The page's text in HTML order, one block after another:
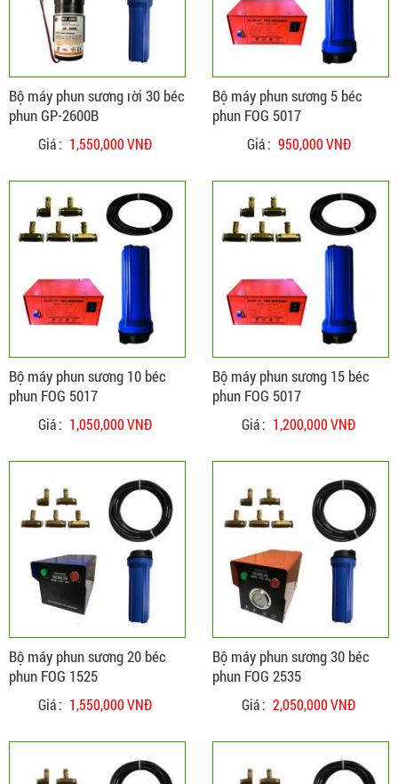
Bộ máy phun sương rời 30 béc
phun GP-2600B
Giá : 1,550,000 VNĐ
CHI TIẾT
Bộ máy phun sương 5 béc
phun FOG 5017
Giá : 950,000 VNĐ
ĐẶT HÀNG
Bộ máy phun sương 10 béc
phun FOG 5017
Giá : 1,050,000 VNĐ
CHI TIẾT
Bộ máy phun sương 15 béc
phun FOG 5017
Giá : 1,200,000 VNĐ
ĐẶT HÀNG
Bộ máy phun sương 20 béc
phun FOG 1525
Giá : 1,550,000 VNĐ
CHI TIẾT
Bộ máy phun sương 30 béc
phun FOG 2535
Giá : 2,050,000 VNĐ
ĐẶT HÀNG